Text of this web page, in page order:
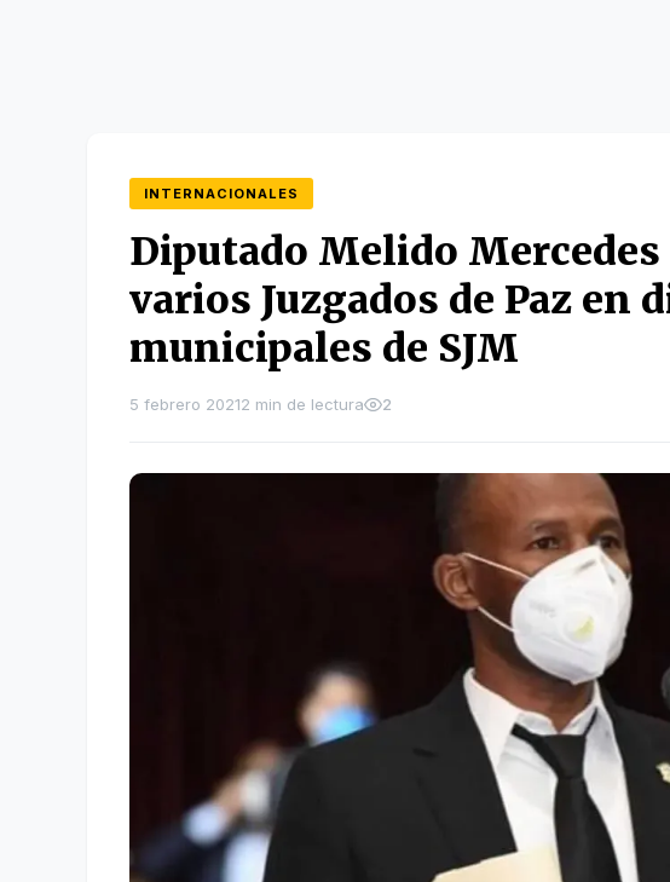
INTERNACIONALES
Diputado Melido
varios Juzgados de Paz en
municipales de SJM
5 febrero 20212 min de lectura 2